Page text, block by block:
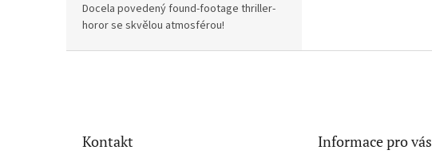
Docela povedený found-footage thriller-
horor se skvělou atmosférou!
Kontakt Informace pro vás